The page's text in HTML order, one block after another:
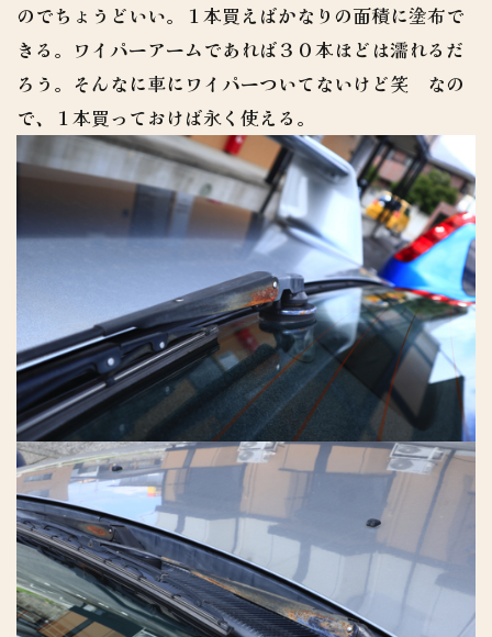
のでちょうどいい。１本買えばかなりの面積に塗布で
きる。ワイパーアームであれば３０本ほどは濡れるだ
ろう。そんなに車にワイパーついてないけど笑 なの
で、１本買っておけば永く使える。